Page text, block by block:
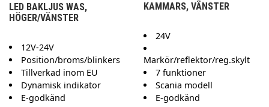
LED BAKLJUS WAS,
HÖGER/VÄNSTER
12V-24V
Position/broms/blinkers
Tillverkad inom EU
Dynamisk indikator
E-godkänd
KAMMARS, VÄNSTER
24V
Markör/reflektor/reg.skylt
7 funktioner
Scania modell
E-godkänd